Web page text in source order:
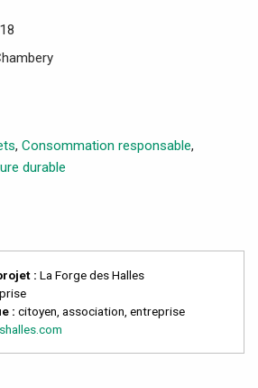
, Consommation responsable,
durable
: La Forge des Halles
: citoyen, association, entreprise